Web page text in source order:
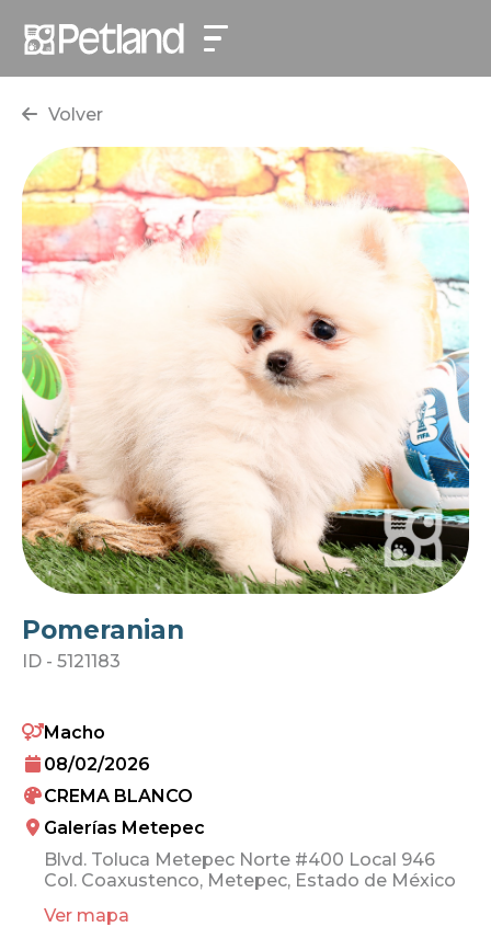
Volver
Pomeranian
ID - 5121183
Macho
08/02/2026
CREMA BLANCO
Galerías Metepec
Blvd. Toluca Metepec Norte #400 Local 946
Col. Coaxustenco, Metepec, Estado de México
Ver mapa